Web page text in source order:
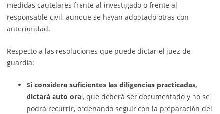
medidas cautelares frente al investigado o frente al
responsable civil, aunque se hayan adoptado otras con
anterioridad.
Respecto a las resoluciones que puede dictar el juez de
guardia:
Si considera suficientes las diligencias practicadas,
dictará auto oral, que deberá ser documentado y no se
podrá recurrir, ordenando seguir con la preparación del